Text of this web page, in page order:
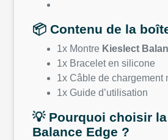
📦 Contenu de la
1x Montre Kieslect
1x Bracelet en silicone
1x Câble de chargement
1x Guide d’utilisation
💡 Pourquoi choisir
Balance Edge ?